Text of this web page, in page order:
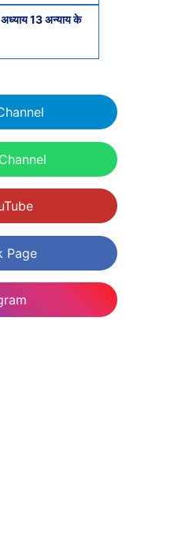
अध्याय 13 अन्याय के
Page